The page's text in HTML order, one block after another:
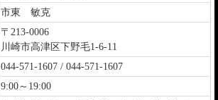
市東 敏克
〒213-0006
川崎市高津区下野毛1-6-11
044-571-1607 / 044-571-1607
9:00～19:00